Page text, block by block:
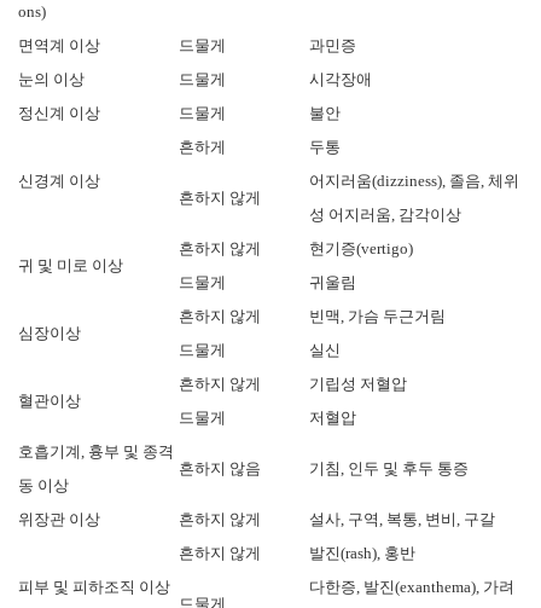
ons)
면역계 이상 드물게
과민증
눈의 이상
드물게
시각장애
정신계 이상
드물게 불안
신경계 이상
흔하게 두통
흔하지 않게
어지러움(dizziness), 졸음, 체위
성 어지러움, 감각이상
귀 및 미로 이상
흔하지 않게
현기증(vertigo)
드물게
귀울림
심장이상
흔하지 않게
빈맥, 가슴 두근거림
드물게
실신
혈관이상
흔하지 않게
기립성 저혈압
드물게
저혈압
호흡기계, 흉부 및 종격
동 이상
흔하지 않음 기침, 인두 및 후두 통증
위장관 이상 흔하지 않게 설사, 구역, 복통, 변비, 구갈
피부 및 피하조직 이상
흔하지 않게 발진(rash), 홍반
드물게
다한증, 발진(exanthema), 가려